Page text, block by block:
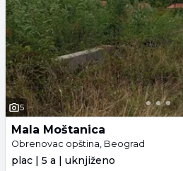
5
Mala Moštanica
Obrenovac opština, Beograd
plac | 5 a | uknjiženo